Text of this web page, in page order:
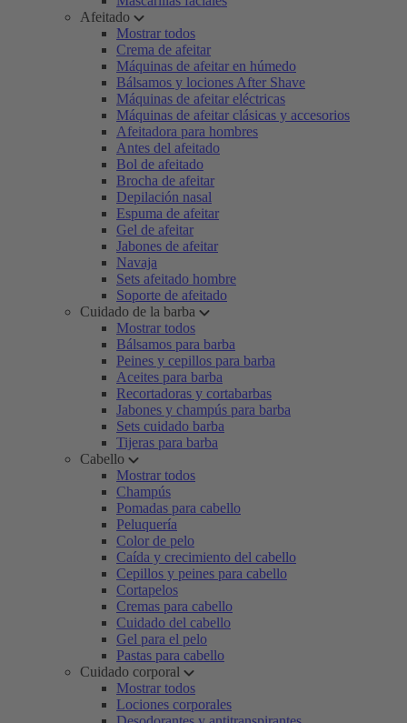
Afeitado
Mostrar todos
Crema de afeitar
Máquinas de afeitar en húmedo
Bálsamos y lociones After Shave
Máquinas de afeitar eléctricas
Máquinas de afeitar clásicas y accesorios
Afeitadora para hombres
Antes del afeitado
Bol de afeitado
Brocha de afeitar
Depilación nasal
Espuma de afeitar
Gel de afeitar
Jabones de afeitar
Navaja
Sets afeitado hombre
Soporte de afeitado
Cuidado de la barba
Mostrar todos
Bálsamos para barba
Peines y cepillos para barba
Aceites para barba
Recortadoras y cortabarbas
Jabones y champús para barba
Sets cuidado barba
Tijeras para barba
Cabello
Mostrar todos
Champús
Pomadas para cabello
Peluquería
Color de pelo
Caída y crecimiento del cabello
Cepillos y peines para cabello
Cortapelos
Cremas para cabello
Cuidado del cabello
Gel para el pelo
Pastas para cabello
Cuidado corporal
Mostrar todos
Lociones corporales